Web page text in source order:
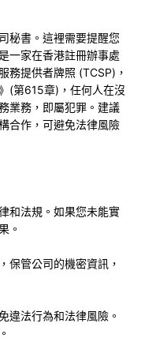
秘書。這裡需要提醒您
一家在香港註冊辦事處
務提供者牌照 (TCSP)，
(第615章)，任何人在沒
業務，即屬犯罪。建議
合作，可避免法律風險
和法規。如果您未能實
。
保管公司的機密資訊，
違法行為和法律風險。